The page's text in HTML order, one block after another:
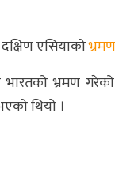
एसियाकोभ्रमण
भ्रमण
थियो ।